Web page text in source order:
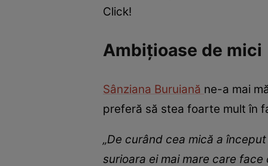
Click!
Ambițioase de mici
Sânziana Buruiană ne-a mai
preferă să stea foarte mult
„De curând cea mică a
surioara ei mai mare care